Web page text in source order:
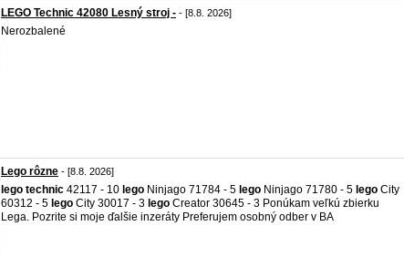
LEGO Technic 42080 Lesný stroj - - [8.8. 2026]
Nerozbalené
Lego rôzne - [8.8. 2026]
lego technic 42117 - 10 lego Ninjago 71784 - 5 lego Ninjago 71780 - 5 lego City
60312 - 5 lego City 30017 - 3 lego Creator 30645 - 3 Ponúkam veľkú zbierku
Lega. Pozrite si moje ďalšie inzeráty Preferujem osobný odber v BA